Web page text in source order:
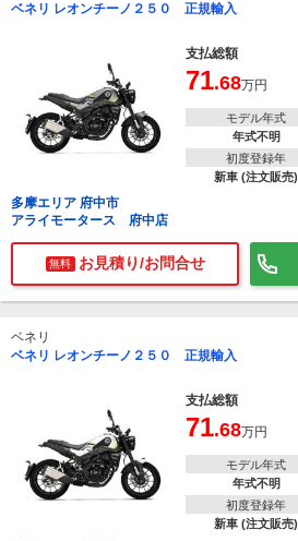
ベネリ レオンチーノ２５０ 正規輸入
支払総額
71.68万円
モデル年式
年式不明
初度登録年
新車 (注文販売)
多摩エリア 府中市
アライモータース 府中店
無料 お見積り/お問合せ
ベネリ
ベネリ レオンチーノ２５０ 正規輸入
支払総額
71.68万円
モデル年式
年式不明
初度登録年
新車 (注文販売)